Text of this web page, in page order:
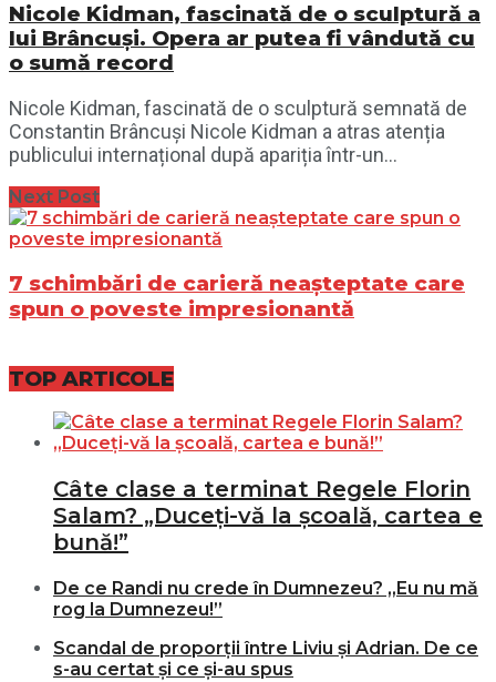
Nicole Kidman, fascinată de o sculptură a
lui Brâncuși. Opera ar putea fi vândută cu
o sumă record
Nicole Kidman, fascinată de o sculptură semnată de
Constantin Brâncuși Nicole Kidman a atras atenția
publicului internațional după apariția într-un...
Next Post
7 schimbări de carieră neașteptate care
spun o poveste impresionantă
TOP ARTICOLE
Câte clase a terminat Regele Florin
Salam? „Duceți-vă la școală, cartea e
bună!”
De ce Randi nu crede în Dumnezeu? „Eu nu mă
rog la Dumnezeu!”
Scandal de proporții între Liviu și Adrian. De ce
s-au certat și ce și-au spus